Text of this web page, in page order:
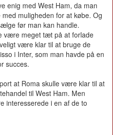
enig med West Ham, da man
muligheden for at købe. Og
før man kan handle.
være meget tæt på at forlade
være klar til at bruge de
i Inter, som man havde på en
succes.
at Roma skulle være klar til at
til West Ham. Men
interesserede i en af de to